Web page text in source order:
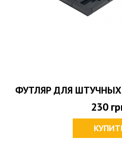
ФУТЛЯР ДЛЯ
230